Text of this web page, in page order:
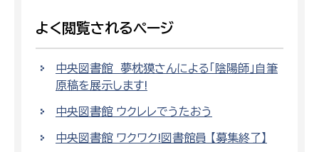
よく閲覧されるページ
中央図書館 夢枕獏さんによる「陰陽師」自筆
原稿を展示します!
中央図書館 ウクレレでうたおう
中央図書館 ワクワク!図書館員 【募集終了】